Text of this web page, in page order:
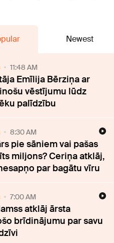
Newest
11:48 AM
Emīlija Bērziņa ar
vēstījumu lūdz
palīdzību
8:30 AM
pie sāniem vai pašas
miljons? Ceriņa atklāj,
par bagātu vīru
7:00 AM
atklāj ārsta
brīdinājumu par savu